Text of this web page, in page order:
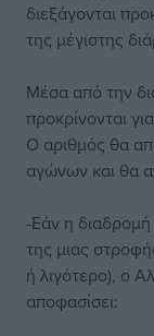
διεξάγονται
της μέγιστης
Μέσα από την
προκρίνονται
Ο αριθμός θα
αγώνων και θα
-Εάν η διαδρομή
της μιας
ή λιγότερο), ο
αποφασίσει: